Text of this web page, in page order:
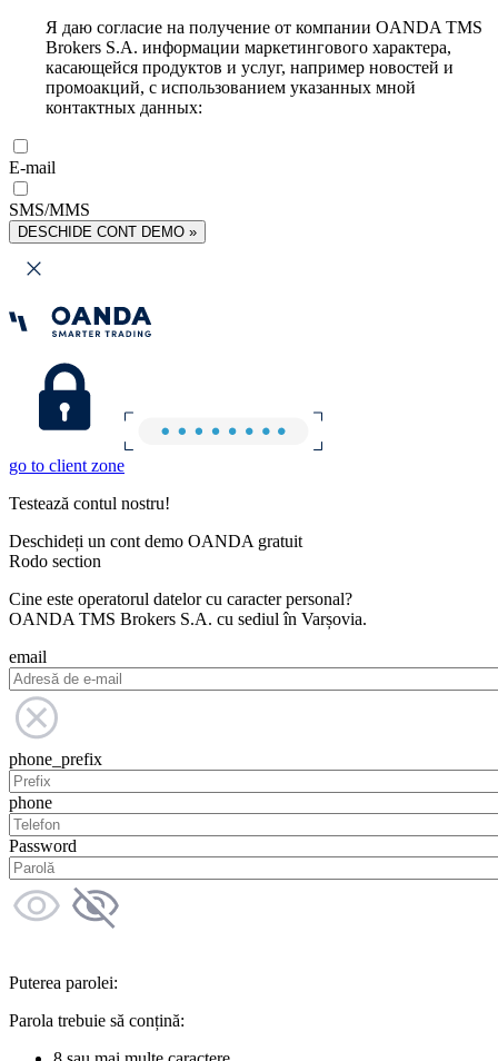
Я даю согласие на получение от компании OANDA TMS
Brokers S.A. информации маркетингового характера,
касающейся продуктов и услуг, например новостей и
промоакций, с использованием указанных мной
контактных данных:
E-mail
SMS/MMS
DESCHIDE CONT DEMO »
go to client zone
Testează contul nostru!
Deschideți un cont demo OANDA gratuit
Rodo section
Cine este operatorul datelor cu caracter personal?
OANDA TMS Brokers S.A. cu sediul în Varșovia.
email
phone_prefix
phone
Password
Puterea parolei:
Parola trebuie să conțină: